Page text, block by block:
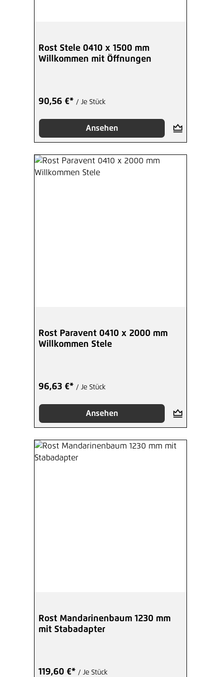
Rost Stele 0410 x 1500 mm
Willkommen mit Öffnungen
90,56 €* / Je Stück
Ansehen
Rost Paravent 0410 x 2000 mm
Willkommen Stele
96,63 €* / Je Stück
Ansehen
Rost Mandarinenbaum 1230 mm
mit Stabadapter
119,60 €* / Je Stück